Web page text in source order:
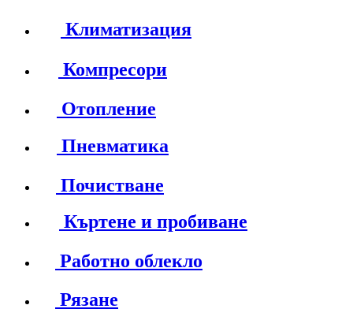
Климатизация
Компресори
Отопление
Пневматика
Почистване
Къртене и пробиване
Работно облекло
Рязане